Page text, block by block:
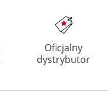
Oficjalny
dystrybutor